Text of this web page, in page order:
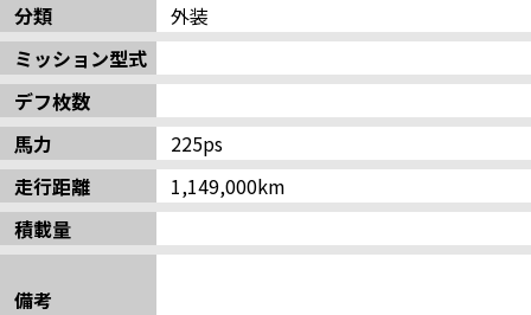
分類
外装
ミッション型式
デフ枚数
馬力
225ps
走行距離
1,149,000km
積載量
備考